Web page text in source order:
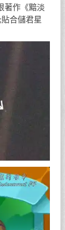
著作《黯淡
合儲君星